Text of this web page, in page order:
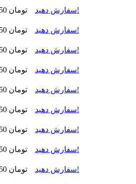
673,650 تومان سفارش دهید!
673,650 تومان سفارش دهید!
673,650 تومان سفارش دهید!
673,650 تومان سفارش دهید!
673,650 تومان سفارش دهید!
673,650 تومان سفارش دهید!
673,650 تومان سفارش دهید!
673,650 تومان سفارش دهید!
673,650 تومان سفارش دهید!